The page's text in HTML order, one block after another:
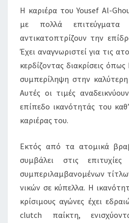
Η καριέρα του Yousef Al-
με πολλά
αντικατοπτρίζουν την
Έχει αναγνωριστεί για τις
κερδίζοντας διακρίσεις
συμπερίληψη στην καλύτερη
Αυτές οι τιμές
επίπεδο ικανότητάς του
καριέρας του.
Εκτός από τα ατομικά
συμβάλει στις
συμπεριλαμβανομένων
νικών σε κύπελλα. Η
κρίσιμους αγώνες έχει
clutch παίκτη,